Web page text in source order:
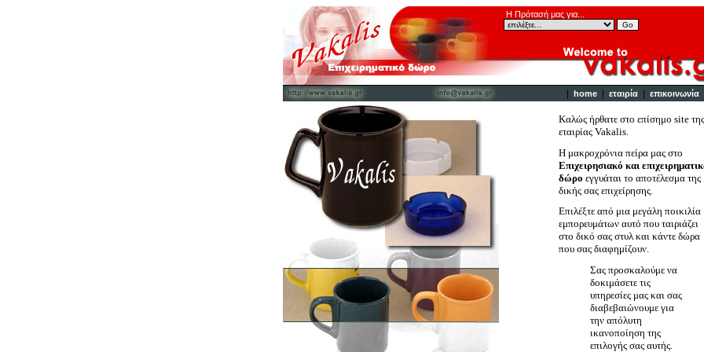
Η Πρότασή μας για...
| home| εταιρία | επικοινωνία
Καλώς ήρθατε στο επίσημο site της
εταιρίας Vakalis.
Η μακροχρόνια πείρα μας στο
Επιχειρησιακό και
δώρο εγγυάται το αποτέλεσμα της
δικής σας επιχείρησης.
Επιλέξτε από μια μεγάλη ποικιλία
εμπορευμάτων αυτό που ταιριάζει
στο δικό σας στυλ και κάντε δώρα
που σας διαφημίζουν.
Σας προσκαλούμε να
δοκιμάσετε τις
υπηρεσίες μας και σας
διαβεβαιώνουμε για
την απόλυτη
ικανοποίηση της
επιλογής σας αυτής.